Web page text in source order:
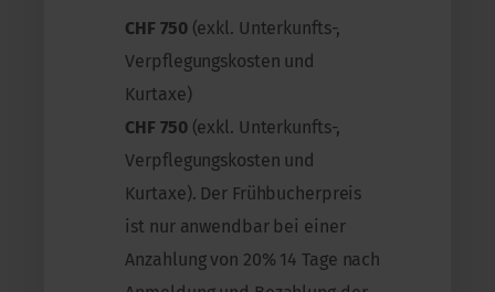
CHF 750(exkl. Unterkunfts-,
Verpflegungskosten und
Kurtaxe)
CHF 750(exkl. Unterkunfts-,
Verpflegungskosten und
Kurtaxe). Der Frühbucherpreis
ist nur anwendbar bei einer
Anzahlung von 20% 14 Tage nach